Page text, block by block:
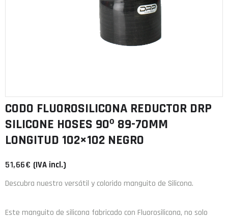
CODO FLUOROSILICONA REDUCTOR DRP
SILICONE HOSES 90º 89-70MM
LONGITUD 102×102 NEGRO
51,66€ (IVA incl.)
Descubra nuestro versátil y colorido manguito de Silicona.
Este manguito de silicona fabricado con Fluorosilicona, no solo